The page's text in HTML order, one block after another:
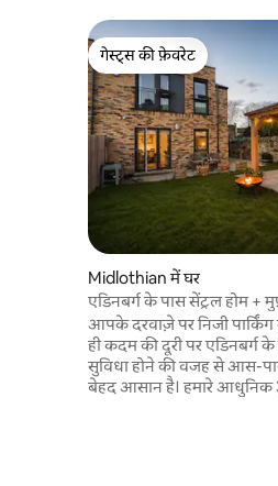
गेस्ट्स की फ़ेवरेट
गेस्ट्स की फ़ेवरेट
Midlothian में घर
एडिनबर्ग के पास सेंट्रल होम +
आपके दरवाज़े पर निजी
ही कदम की दूरी पर एडिनबर्ग
सुविधा होने की वजह से आस-
बेहद आसान है। हमारे आधुनिक